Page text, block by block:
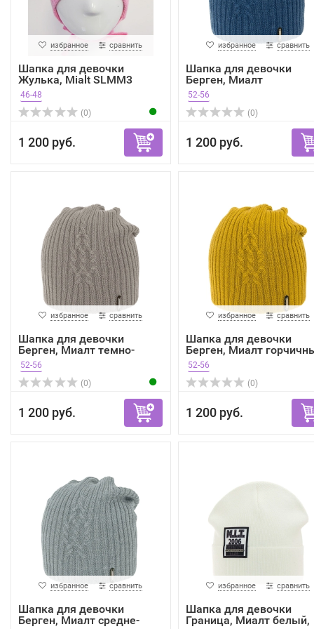
избранное сравнить
Шапка для девочки
Жулька, Mialt SLMM3
46-48
(0)
1 200 руб.
избранное сравнить
Шапка для девочки
Берген, Миалт
джинсовый, ...
52-56
(0)
1 200 руб.
избранное сравнить
Шапка для девочки
Берген, Миалт темно-
бежев...
52-56
(0)
1 200 руб.
избранное сравнить
Шапка для девочки
Берген, Миалт
...
52-56
(0)
1 200 руб.
избранное сравнить
Шапка для девочки
Берген, Миалт средне-
избранное сравнить
Шапка для девочки
Граница, Миалт белый,